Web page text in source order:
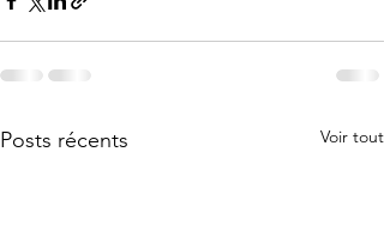
Posts récents Voir tout